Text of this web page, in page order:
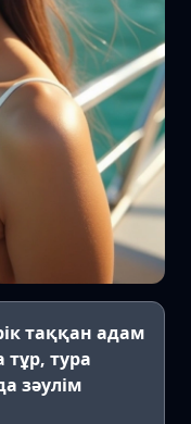
таққан адам
тура
зәулім